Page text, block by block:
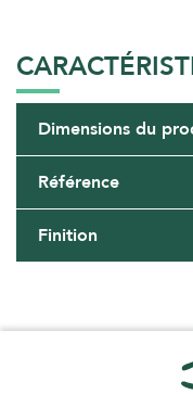
Dimensions du
Référence
Finition